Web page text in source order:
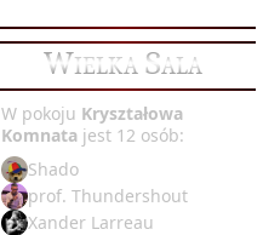
Wielka Sala
W pokoju Kryształowa
Komnata jest 12 osób:
Shado
prof. Thundershout
Xander Larreau